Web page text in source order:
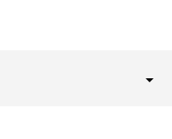
arrow_drop_down